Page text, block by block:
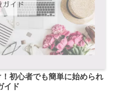
初心者でも簡単に始められ
イド